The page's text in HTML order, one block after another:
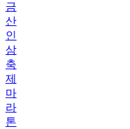
금
산
인
삼
축
제
마
라
톤